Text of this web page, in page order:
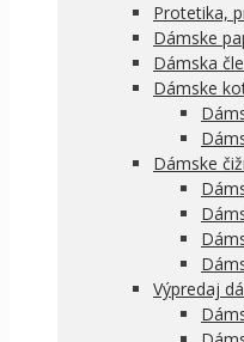
Protetika,
Dámske
Dámska
Dámske
Dámske
Výpredaj